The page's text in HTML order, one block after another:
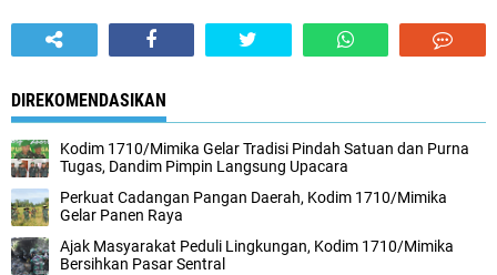
DIREKOMENDASIKAN
Kodim 1710/Mimika Gelar Tradisi Pindah Satuan dan Purna
Tugas, Dandim Pimpin Langsung Upacara
Perkuat Cadangan Pangan Daerah, Kodim 1710/Mimika
Gelar Panen Raya
Ajak Masyarakat Peduli Lingkungan, Kodim 1710/Mimika
Bersihkan Pasar Sentral